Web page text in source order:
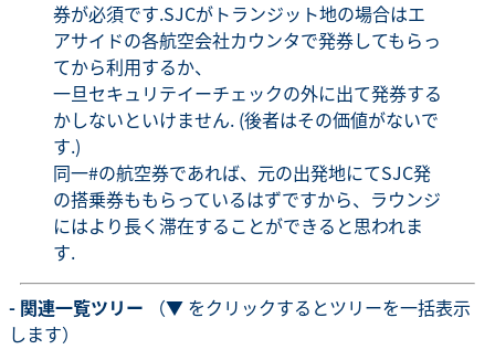
券が必須です.SJCがトランジット地の場合はエ
アサイドの各航空会社カウンタで発券してもらっ
てから利用するか、
一旦セキュリテイーチェックの外に出て発券する
かしないといけません. (後者はその価値がないで
す.)
同一#の航空券であれば、元の出発地にてSJC発
の搭乗券ももらっているはずですから、ラウンジ
にはより長く滞在することができると思われま
す.
- 関連一覧ツリー （▼ をクリックするとツリーを一括表示
します）